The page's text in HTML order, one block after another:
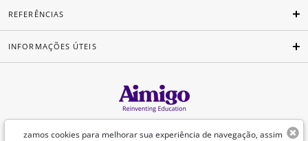
zamos cookies para melhorar sua experiência de navegação, assim
REFERÊNCIAS
INFORMAÇÕES ÚTEIS
Português